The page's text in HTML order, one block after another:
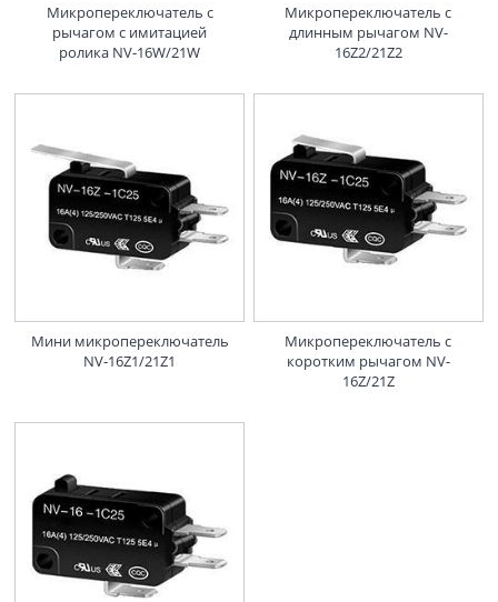
Микропереключатель с
рычагом с имитацией
ролика NV-16W/21W
Микропереключатель с
длинным рычагом NV-
16Z2/21Z2
Мини микропереключатель
NV-16Z1/21Z1
Микропереключатель с
коротким рычагом NV-
16Z/21Z